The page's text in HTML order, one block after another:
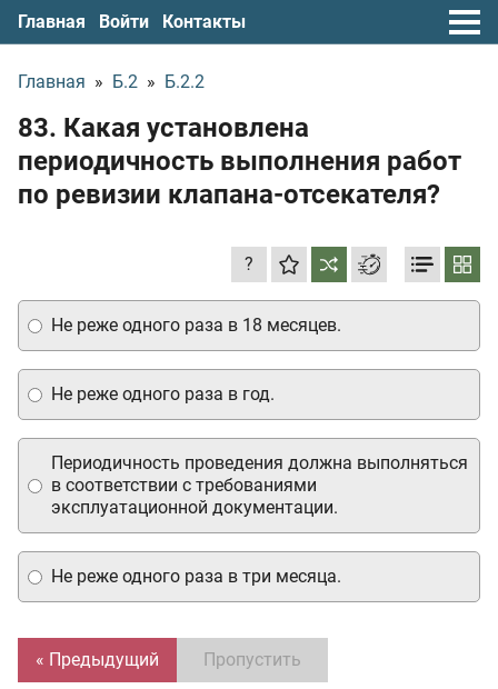
Главная Войти Контакты
Главная » Б.2 » Б.2.2
83. Какая установлена
периодичность выполнения работ
по ревизии клапана-отсекателя?
?
Периодичность проведения должна выполняться
в соответствии с требованиями
эксплуатационной документации.
Не реже одного раза в 18 месяцев.
Не реже одного раза в три месяца.
Не реже одного раза в год.
« Предыдущий Пропустить